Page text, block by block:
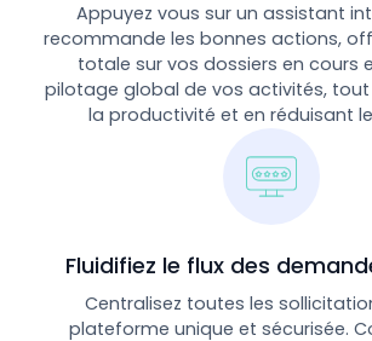
Appuyez vous sur un assistant
recommande les bonnes actions,
totale sur vos dossiers en cours
pilotage global de vos activités,
la productivité et en réduisant
Fluidifiez le flux des
Centralisez toutes les
plateforme unique et sécurisée.